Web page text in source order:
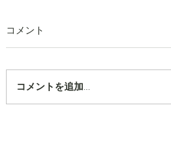
コメント
コメントを追加…